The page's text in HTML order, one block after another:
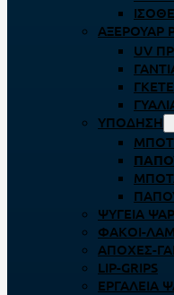
ΑΞΕΡΟΥΆΡ
UV
ΥΠΌΔΗΣΗ
ΨΥΓΕΊΑ
ΦΑΚΟΊ-
ΑΠΌΧΕΣ-
LIP-GRIPS
EΡΓΑΛΕΊΑ